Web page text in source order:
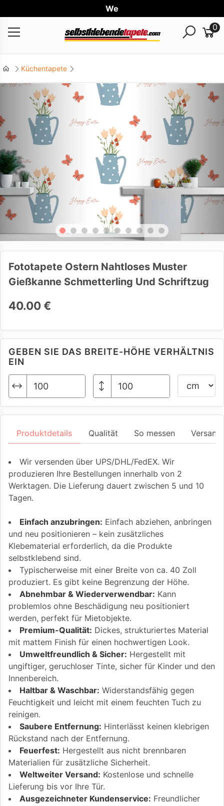
Weltw
0
Küchentapete
Fototapete Ostern Nahtloses Muster
Gießkanne Schmetterling Und Schriftzug
40.00 €
GEBEN SIE DAS BREITE-HÖHE VERHÄLTNIS
EIN
Produktdetails Qualität So messen
Wir versenden über UPS/DHL/FedEX. Wir
produzieren Ihre Bestellungen innerhalb von 2
Werktagen. Die Lieferung dauert zwischen 5 und 10
Tagen.
Einfach anzubringen: Einfach abziehen, anbringen
und neu positionieren – kein zusätzliches
Klebematerial erforderlich, da die Produkte
selbstklebend sind.
Typischerweise mit einer Breite von ca. 40 Zoll
produziert. Es gibt keine Begrenzung der Höhe.
Abnehmbar & Wiederverwendbar: Kann
problemlos ohne Beschädigung neu positioniert
werden, perfekt für Mietobjekte.
Premium-Qualität: Dickes, strukturiertes Material
mit mattem Finish für einen hochwertigen Look.
Umweltfreundlich & Sicher: Hergestellt mit
ungiftiger, geruchloser Tinte, sicher für Kinder und den
Innenbereich.
Haltbar & Waschbar: Widerstandsfähig gegen
Feuchtigkeit und leicht mit einem feuchten Tuch zu
reinigen.
Saubere Entfernung: Hinterlässt keinen klebrigen
Rückstand nach der Entfernung.
Feuerfest: Hergestellt aus nicht brennbaren
Materialien für zusätzliche Sicherheit.
Weltweiter Versand: Kostenlose und schnelle
Lieferung bis vor Ihre Tür.
Ausgezeichneter Kundenservice: Freundlicher